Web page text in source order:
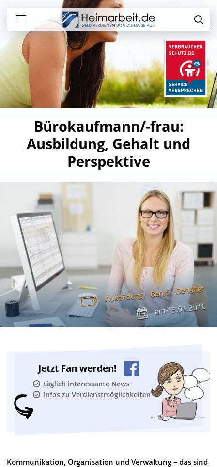
Bürokaufmann/-frau:
Ausbildung, Gehalt und
Perspektive
Ausbildung Beruf Gehälter
am15.01.2016
Jetzt Fan werden!
täglich interessante News
Infos zu Verdienstmöglichkeiten
Kommunikation, Organisation und Verwaltung – das sind